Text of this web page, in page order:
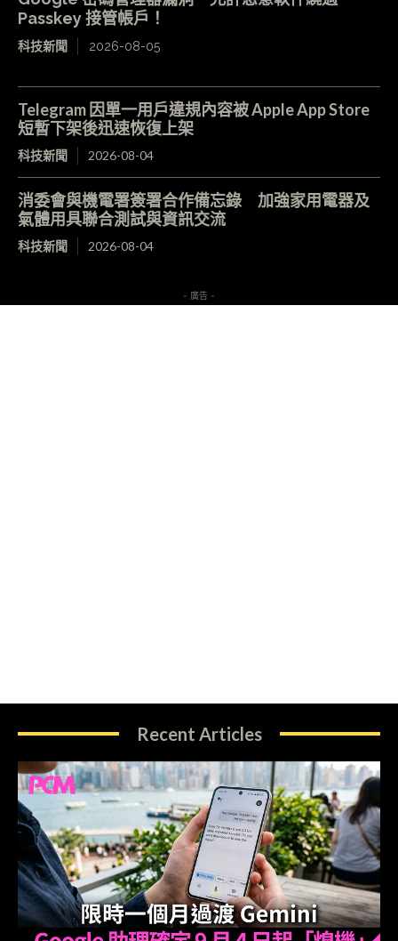
Passkey 接管帳戶！
科技新聞 2026-08-05
Telegram 因單一用戶違規內容被 Apple App Store
短暫下架後迅速恢復上架
科技新聞 2026-08-04
消委會與機電署簽署合作備忘錄 加強家用電器及
氣體用具聯合測試與資訊交流
科技新聞 2026-08-04
- 廣告 -
Recent Articles